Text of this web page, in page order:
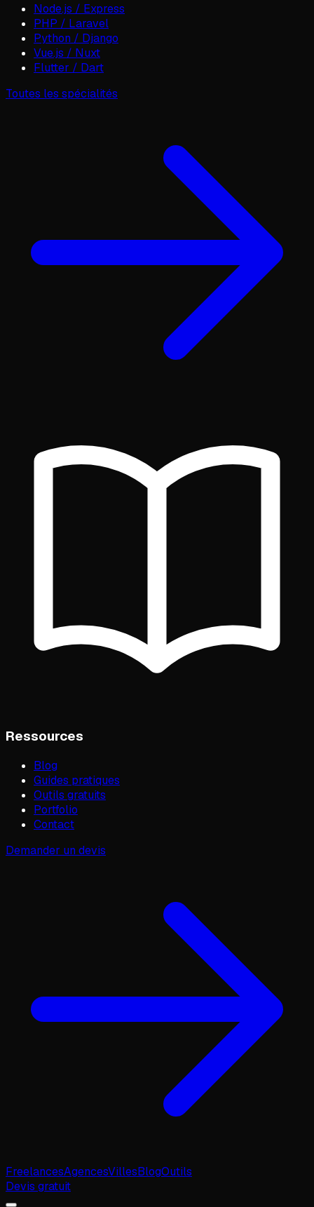
Node.js / Express
PHP / Laravel
Python / Django
Vue.js / Nuxt
Flutter / Dart
Toutes les spécialités
Ressources
Blog
Guides pratiques
Outils gratuits
Portfolio
Contact
Demander un devis
FreelancesAgencesVillesBlogOutils
Devis gratuit